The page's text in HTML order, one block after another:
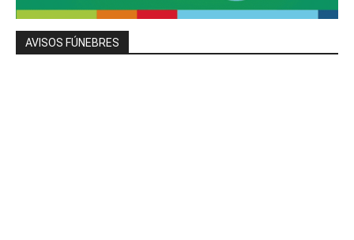
AVISOS FÚNEBRES